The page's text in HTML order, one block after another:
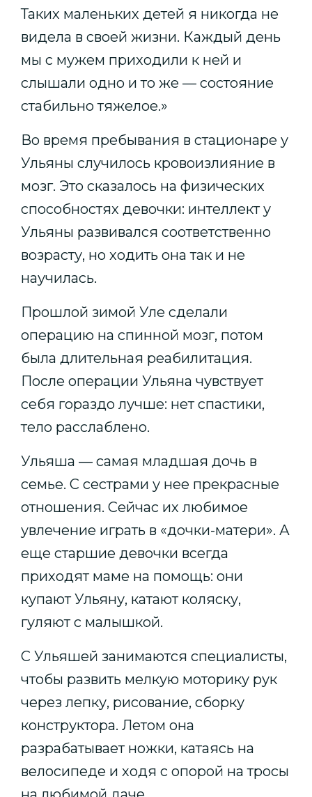
Таких маленьких детей я никогда не
видела в своей жизни. Каждый день
мы с мужем приходили к ней и
слышали одно и то же — состояние
стабильно тяжелое.»
Во время пребывания в стационаре у
Ульяны случилось кровоизлияние в
мозг. Это сказалось на физических
способностях девочки: интеллект у
Ульяны развивался соответственно
возрасту, но ходить она так и не
научилась.
Прошлой зимой Уле сделали
операцию на спинной мозг, потом
была длительная реабилитация.
После операции Ульяна чувствует
себя гораздо лучше: нет спастики,
тело расслаблено.
Ульяша — самая младшая дочь в
семье. С сестрами у нее прекрасные
отношения. Сейчас их любимое
увлечение играть в «дочки-матери». А
еще старшие девочки всегда
приходят маме на помощь: они
купают Ульяну, катают коляску,
гуляют с малышкой.
С Ульяшей занимаются специалисты,
чтобы развить мелкую моторику рук
через лепку, рисование, сборку
конструктора. Летом она
разрабатывает ножки, катаясь на
велосипеде и ходя с опорой на тросы